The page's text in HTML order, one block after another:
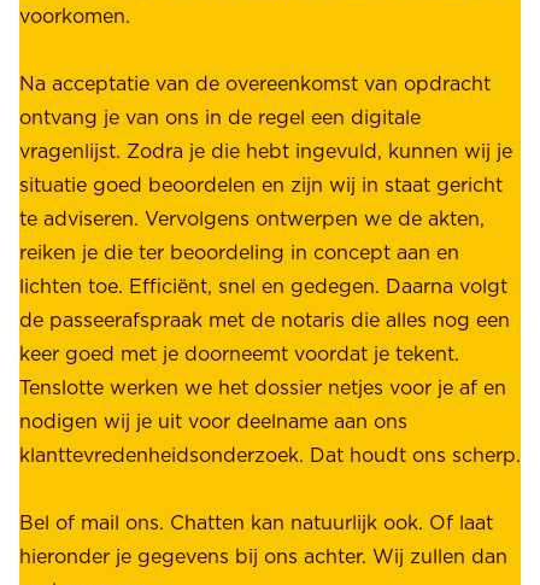
i
j
b
i
e
d
e
n
r
u
s
t
b
e
g
n
v
o
o
r
o
n
z
e
s
t
a
e
h
voorkomen.
Na acceptatie van de overeenkomst van opdracht
ontvang je van ons in de regel een digitale
vragenlijst. Zodra je die hebt ingevuld, kunnen wij je
situatie goed beoordelen en zijn wij in staat gericht
te adviseren. Vervolgens ontwerpen we de akten,
reiken je die ter beoordeling in concept aan en
lichten toe. Efficiënt, snel en gedegen. Daarna volgt
de passeerafspraak met de notaris die alles nog een
keer goed met je doorneemt voordat je tekent.
Tenslotte werken we het dossier netjes voor je af en
nodigen wij je uit voor deelname aan ons
klanttevredenheidsonderzoek. Dat houdt ons scherp.
Bel of mail ons. Chatten kan natuurlijk ook. Of laat
hieronder je gegevens bij ons achter. Wij zullen dan